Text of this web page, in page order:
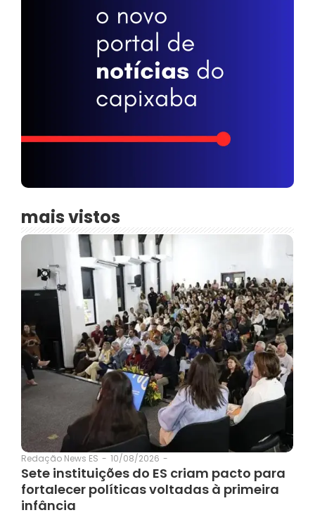
mais vistos
Redação News ES - 10/08/2026 -
Sete instituições do ES criam pacto para
fortalecer políticas voltadas à primeira
infância